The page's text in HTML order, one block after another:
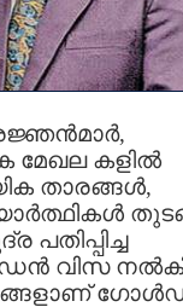
മേഖല കളിൽ
താരങ്ങൾ,
പതിപ്പിച്ച
വിസ